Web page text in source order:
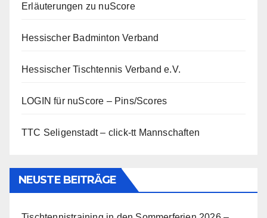
Erläuterungen zu nuScore
Hessischer Badminton Verband
Hessischer Tischtennis Verband e.V.
LOGIN für nuScore – Pins/Scores
TTC Seligenstadt – click-tt Mannschaften
NEUSTE BEITRÄGE